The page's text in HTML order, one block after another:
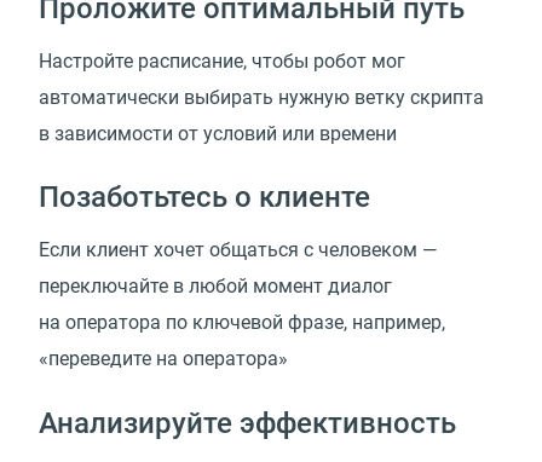
Проложите оптимальный путь
Настройте расписание, чтобы робот мог
автоматически выбирать нужную ветку скрипта
в зависимости от условий или времени
Позаботьтесь о клиенте
Если клиент хочет общаться с человеком —
переключайте в любой момент диалог
на оператора по ключевой фразе, например,
«переведите на оператора»
Анализируйте эффективность